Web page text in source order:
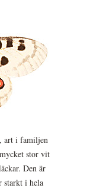
art i familjen
stor vit
Den är
starkt i hela